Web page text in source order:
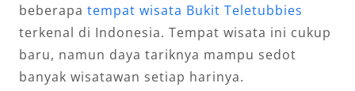
beberapa tempat wisata Bukit Teletubbies
terkenal di Indonesia. Tempat wisata ini cukup
baru, namun daya tariknya mampu sedot
banyak wisatawan setiap harinya.